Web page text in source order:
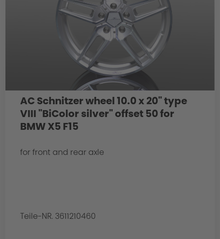
AC Schnitzer wheel 10.0 x 20" type
VIII "BiColor silver" offset 50 for
BMW X5 F15
for front and rear axle
Teile-NR. 3611210460